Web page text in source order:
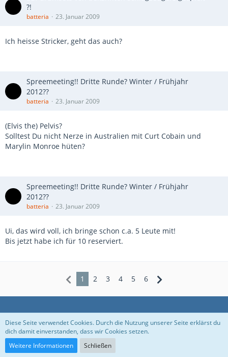
?!
batteria 23. Januar 2009
Ich heisse Stricker, geht das auch?
Spreemeeting!! Dritte Runde? Winter / Frühjahr
2012??
batteria 23. Januar 2009
(Elvis the) Pelvis?
Solltest Du nicht Nerze in Australien mit Curt Cobain und
Marylin Monroe hüten?
Spreemeeting!! Dritte Runde? Winter / Frühjahr
2012??
batteria 23. Januar 2009
Ui, das wird voll, ich bringe schon c.a. 5 Leute mit!
Bis jetzt habe ich für 10 reserviert.
1 2 3 4 5 6
Datenschutzerklärung Kontakt Impressum
Nutzungsbedingungen
Diese Seite verwendet Cookies. Durch die Nutzung unserer Seite erklärst du
dich damit einverstanden, dass wir Cookies setzen.
Weitere Informationen
Schließen